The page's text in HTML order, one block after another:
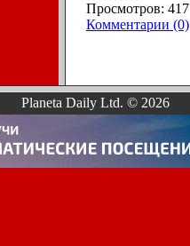
Просмотров: 417
Комментарии (0)
Planeta Daily Ltd. © 2026